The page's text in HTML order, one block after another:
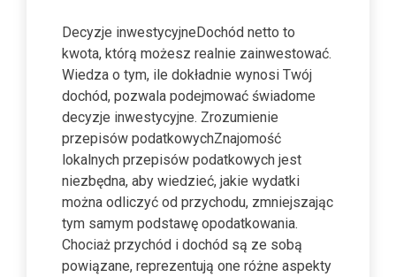
Decyzje inwestycyjneDochód netto to
kwota, którą możesz realnie zainwestować.
Wiedza o tym, ile dokładnie wynosi Twój
dochód, pozwala podejmować świadome
decyzje inwestycyjne. Zrozumienie
przepisów podatkowychZnajomość
lokalnych przepisów podatkowych jest
niezbędna, aby wiedzieć, jakie wydatki
można odliczyć od przychodu, zmniejszając
tym samym podstawę opodatkowania.
Chociaż przychód i dochód są ze sobą
powiązane, reprezentują one różne aspekty